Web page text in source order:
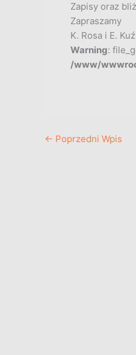
Zapisy oraz
Zapraszamy
K. Rosa i E.
Warning:
/www/
← Poprzedni Wpis